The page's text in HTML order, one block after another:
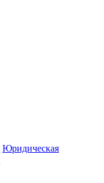
Юридическая